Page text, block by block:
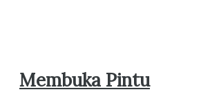
Membuka Pintu